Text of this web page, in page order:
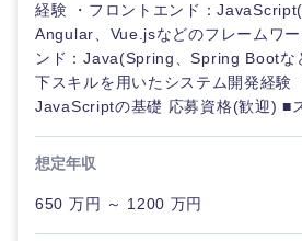
経験 ・フロントエンド：
Angular、Vue.jsなどのフレームワ
ンド：Java(Spring、Spring Bootな
下スキルを用いたシステム開発経験
JavaScriptの基礎 応募資格(歓迎) ■
想定年収
650 万円 ～ 1200 万円